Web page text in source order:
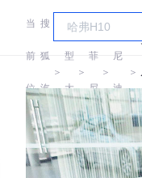
当
前
位
置:
搜
狐
汽
车
＞
车
型
大
全
＞
英
菲
尼
迪
＞
尼
迪
(进
口)
＞